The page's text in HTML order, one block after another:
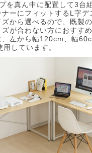
を真ん中に配置して3台
ーにフィットするL字デ
から選べるので、既製
ズが合わない方におすす
、左から幅120cm、幅
しています。